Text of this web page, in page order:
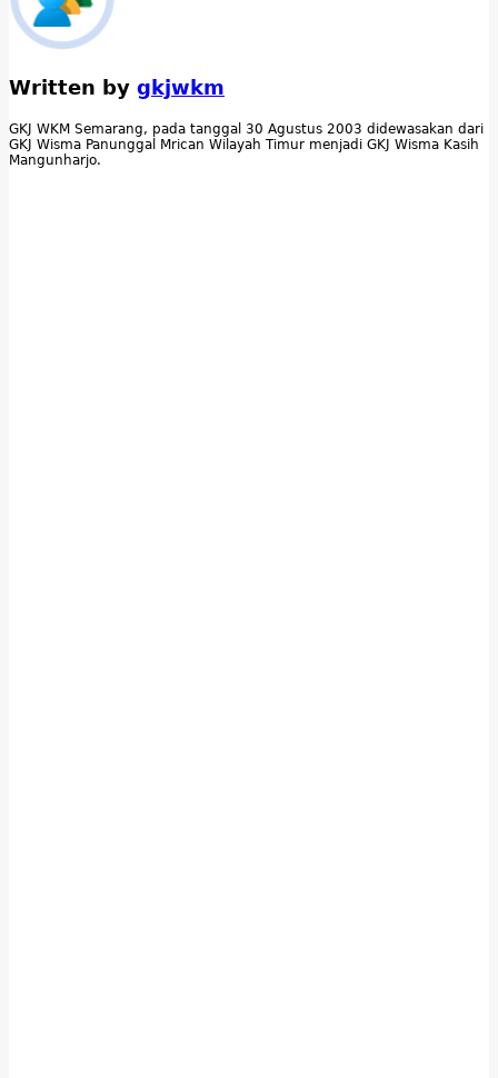
Written by gkjwkm
GKJ WKM Semarang, pada tanggal 30 Agustus 2003 didewasakan dari
GKJ Wisma Panunggal Mrican Wilayah Timur menjadi GKJ Wisma Kasih
Mangunharjo.